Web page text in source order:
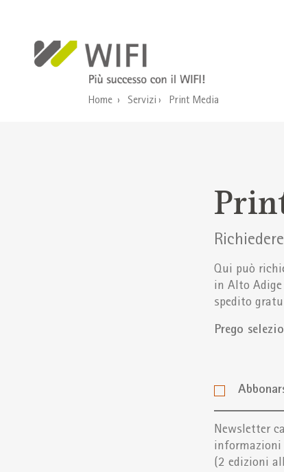
Home Servizi Print Media
Qui può
in Alto
spedito
Prego
Newsletter
informazioni
(2 edizioni